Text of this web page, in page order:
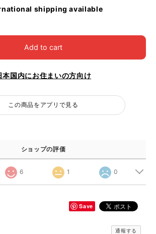
shipping available
Add to cart
本国内にお住まいの方向け
この商品をアプリで見る
ショップの評価
6 1 0
Save
通報する